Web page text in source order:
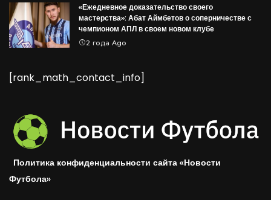
«Ежедневное доказательство своего
мастерства»: Абат Аймбетов о соперничестве с
чемпионом АПЛ в своем новом клубе
2 года Ago
[rank_math_contact_info]
Политика конфиденциальности сайта «Новости
Футбола»